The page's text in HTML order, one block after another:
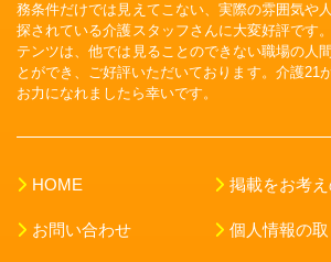
務条件だけでは見えてこない、実際の雰囲気や
探されている介護スタッフさんに大変好評です
テンツは、他では見ることのできない職場の人
とができ、ご好評いただいております。介護21
お力になれましたら幸いです。
HOME
お問い合わせ
掲載をお考
個人情報の